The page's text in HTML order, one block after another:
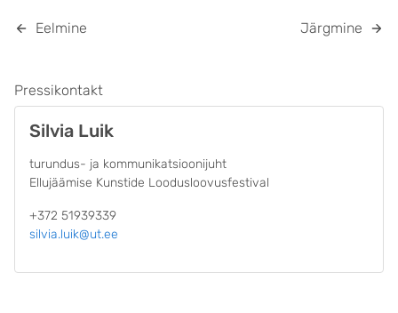
Eelmine Järgmine
Pressikontakt
Silvia Luik
turundus- ja kommunikatsioonijuht
Ellujäämise Kunstide Loodusloovusfestival
+372 51939339
silvia.luik@ut.ee